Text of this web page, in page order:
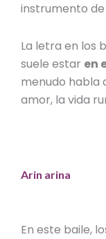
instrumento
La letra en los
suele estar en
menudo habla
amor, la vida
Arin arina
En este baile,